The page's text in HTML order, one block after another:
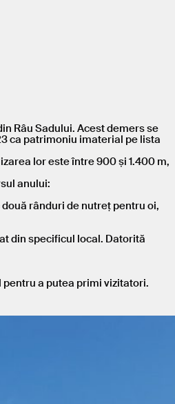
Râu Sadului. Acest demers se
ca patrimoniu imaterial pe lista
lor este între 900 și 1.400 m,
anului:
rânduri de nutreț pentru oi,
din specificul local. Datorită
pentru a putea primi vizitatori.